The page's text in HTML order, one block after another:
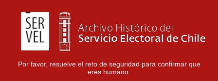
Por favor, resuelve el reto de seguridad para confirmar que
eres humano.